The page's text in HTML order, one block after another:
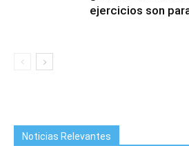
ejercicios son
Noticias Relevantes